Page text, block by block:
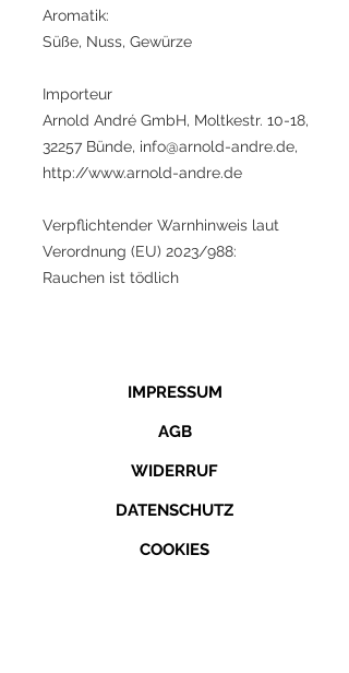
Aromatik:
Süße, Nuss, Gewürze
Importeur
Arnold André GmbH, Moltkestr. 10-18,
32257 Bünde, info@arnold-andre.de,
http://www.arnold-andre.de
Verpflichtender Warnhinweis laut
Verordnung (EU) 2023/988:
Rauchen ist tödlich
IMPRESSUM
AGB
WIDERRUF
DATENSCHUTZ
COOKIES